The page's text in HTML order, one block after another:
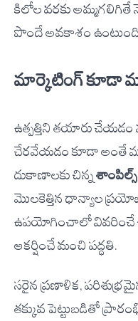
కిలోల వరకు అమ్మగలిగితే
పొందే అవకాశం
మార్కెటింగ్ కూడా
ఉత్పత్తిని తయారు చేయడం
చేరవేయడం కూడా అంతే
దుకాణాలకు చిన్నశాంపిల్స్
మొలకెత్తిన ధాన్యాల
ఉపయోగించాలో వివరించే
ఆకర్షించే మంచి పద్ధతి.
సరైన ప్రణాళిక,
తక్కువ పెట్టుబడితో